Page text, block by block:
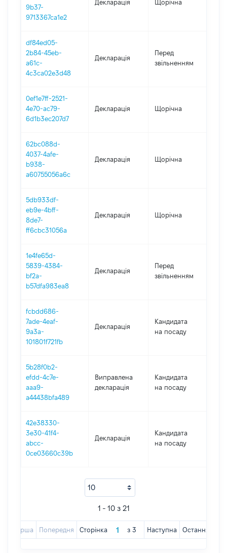
9b37-
9713367ca1e2
Декларація Щорічна
df84ed05-
2b84-45eb-
a61c-
4c3ca02e3d48
Декларація
Перед
звільненням
0ef1e7ff-2521-
4e70-ac79-
6d1b3ec207d7
Декларація Щорічна
62bc088d-
4037-4afe-
b938-
a60755056a6c
Декларація Щорічна
5db933df-
eb9e-4bff-
8de7-
ff6cbc31056a
Декларація Щорічна
1e4fe65d-
5839-4384-
bf2a-
b57dfa983ea8
Декларація
Перед
звільненням
fcbdd686-
7ade-4eaf-
9a3a-
101801f721fb
Декларація
Кандидата
на посаду
5b28f0b2-
efdd-4c7e-
aaa9-
a44438bfa489
Виправлена
декларація
Кандидата
на посаду
42e38330-
3e30-41f4-
abcc-
0ce03660c39b
Декларація
Кандидата
на посаду
1 - 10 з 21
Перша Попередня Сторінка з 3 Наступна Остання